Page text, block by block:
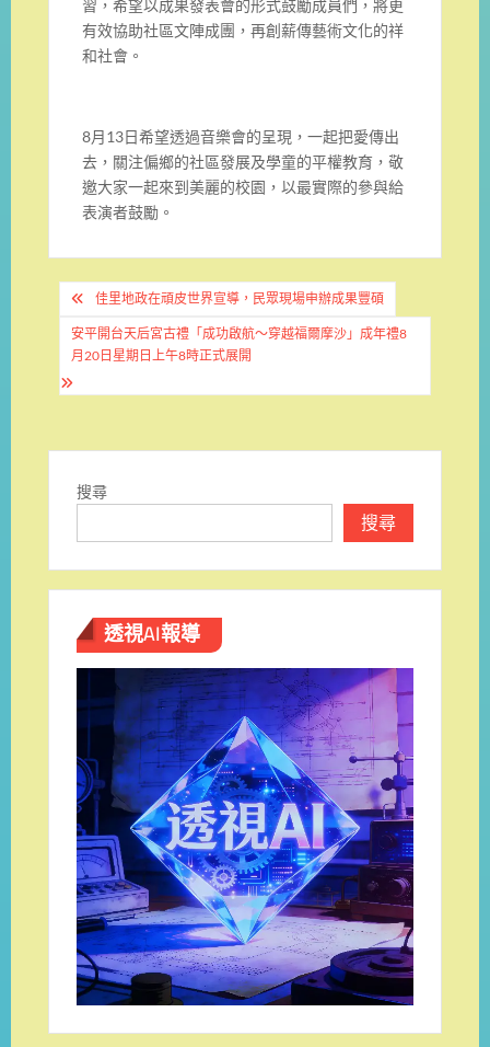
習，希望以成果發表會的形式鼓勵成員們，將更
有效協助社區文陣成團，再創薪傳藝術文化的祥
和社會。
8月13日希望透過音樂會的呈現，一起把愛傳出
去，關注偏鄉的社區發展及學童的平權教育，敬
邀大家一起來到美麗的校園，以最實際的參與給
表演者鼓勵。
文
章
導
覽
佳里地政在頑皮世界宣導，民眾現場申辦成果豐碩
安平開台天后宮古禮「成功啟航～穿越福爾摩沙」成年禮8
月20日星期日上午8時正式展開
搜尋
搜尋
透視AI報導